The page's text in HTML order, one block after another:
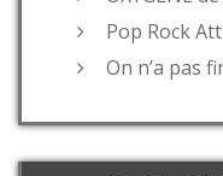
Pop Rock
On n’a pas